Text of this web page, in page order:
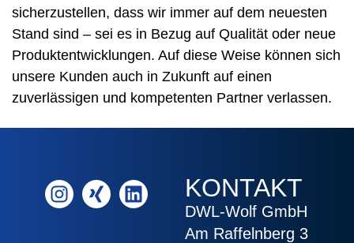
sicherzustellen, dass wir immer auf dem neuesten
Stand sind – sei es in Bezug auf Qualität oder neue
Produktentwicklungen. Auf diese Weise können sich
unsere Kunden auch in Zukunft auf einen
zuverlässigen und kompetenten Partner verlassen.
KONTAKT
DWL-Wolf GmbH
Am Raffelnberg 3